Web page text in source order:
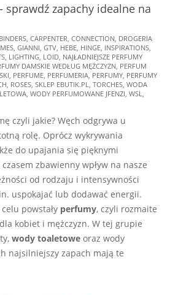
sprawdź zapachy idealne na
BINDERS CARPENTER CONNECTION DROGERIA
GIANNI GTV HEBE HINGE INSPIRATIONS
LIGHTING LOID NAJŁADNIEJSZE PERFUMY
DAMSKIE WEDŁUG MĘŻCZYZN PERFUM
PERFUME PERFUMERIA PERFUMY PERFUMY
ROSES SKLEP EBUTIK.PL TORCHES WODA
WODY PERFUMOWANE JFENZI WSL
czyli jakie? Węch odgrywa u
rolę. Oprócz wykrywania
do upajania się pięknymi
zbawienny wpływ na nasze
od rodzaju i intensywności
uspokajać lub dodawać energii.
powstały perfumy, czyli rozmaite
kobiet i mężczyzn. W tej grupie
wody toaletowe oraz wody
najsilniejszy zapach mają te